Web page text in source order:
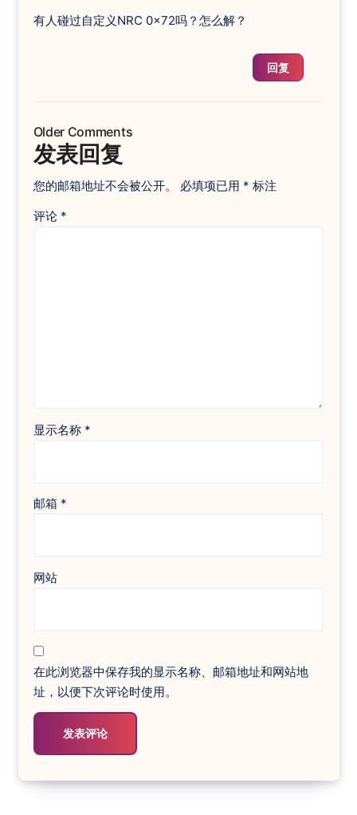
有人碰过自定义NRC 0x72吗？怎么解？
回复
Comment
navigation
Older Comments
发表回复
您的邮箱地址不会被公开。 必填项已用 * 标注
评论 *
显示名称 *
邮箱 *
网站
在此浏览器中保存我的显示名称、邮箱地址和网站地
址，以便下次评论时使用。